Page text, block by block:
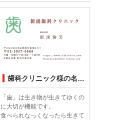
歯科クリニック様の名刺印刷デザインしてみました
「歯」は生き物が生きてゆくの
に大切が機能です。
食べられなっくなったら生きて